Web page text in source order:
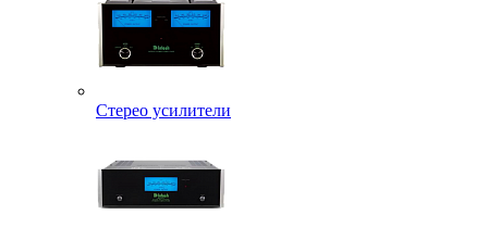
Стерео усилители